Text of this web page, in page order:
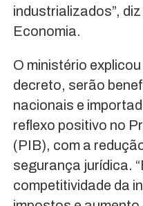
industrializados”,
Economia.
O ministério
decreto, serão
nacionais e
reflexo positivo no
(PIB), com a
segurança jurídica.
competitividade da